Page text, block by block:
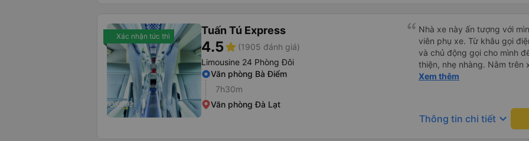
tôi hỏi mọi người, tôi có thể
Họ có dịch vụ đưa đón nên
cho xem địa chỉ khách sạn,
đúng nơi. Tôi thực sự đánh
gặp bạn lần nữa.
(một mình) yêu luôn.
lần xe rẽ 1 cái là ✈️ Ít đi xe
10/10.
Xác nhận tức thì Tuấn Tú Express
4.5star (1905 đánh giá)
Limousine 24 Phòng Đôi
Văn phòng Bà Điểm
7h30m
Văn phòng Đà Lạt
Nhà xe này ấn tượng với
viên phụ xe. Từ khâu gọi điện đến lúc lên xe đều rát sát sao
và chủ động gọi cho mình
thiện, nhẹ nhàng. Nằm trên xe cũng khá thoải mái, chăn nệm
nước suối đầy đủ. Chuyến
Sợi ( Nha Trang ) và bắt
mình xuống ở đây không có
Xem thêm
Thông tin chi tiết keyboard_arrow_down